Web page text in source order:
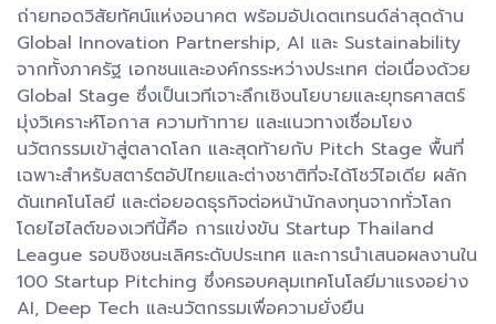
ถ่ายทอดวิสัยทัศน์แห่งอนาคต พร้อมอัปเดตเทรนด์ล่าสุดด้าน
Global Innovation Partnership, AI และ Sustainability
จากทั้งภาครัฐ เอกชนและองค์กรระหว่างประเทศ ต่อเนื่องด้วย
Global Stage ซึ่งเป็นเวทีเจาะลึกเชิงนโยบายและยุทธศาสตร์
มุ่งวิเคราะห์โอกาส ความท้าทาย และแนวทางเชื่อมโยง
นวัตกรรมเข้าสู่ตลาดโลก และสุดท้ายกับ Pitch Stage พื้นที่
เฉพาะสำหรับสตาร์ตอัปไทยและต่างชาติที่จะได้โชว์ไอเดีย ผลัก
ดันเทคโนโลยี และต่อยอดธุรกิจต่อหน้านักลงทุนจากทั่วโลก
โดยไฮไลต์ของเวทีนี้คือ การแข่งขัน Startup Thailand
League รอบชิงชนะเลิศระดับประเทศ และการนำเสนอผลงานใน
100 Startup Pitching ซึ่งครอบคลุมเทคโนโลยีมาแรงอย่าง
AI, Deep Tech และนวัตกรรมเพื่อความยั่งยืน